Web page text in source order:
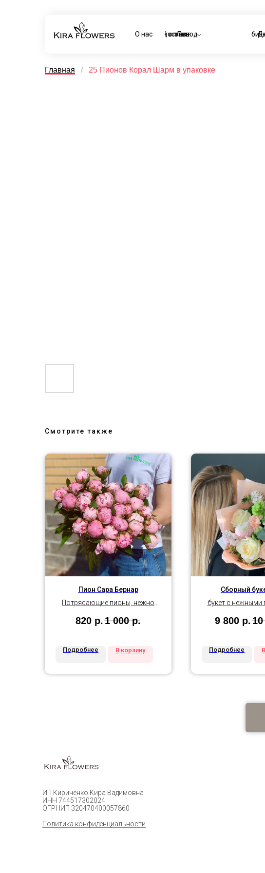
Доставка и оплата
О нас Для
Повод
Главная / 25 Пионов Корал Шарм в упаковке
Смотрите также
Пион Сара Бернар
Потрясающие пионы, нежно
820 р.1 000 р.
Подробнее В корзину
Сборный
букет с нежными
9 800 р.
Подробнее
ИП Кириченко Кира Вадимовна
ИНН 744517302024
ОГРНИП 320470400057860
Политика конфиденциальности